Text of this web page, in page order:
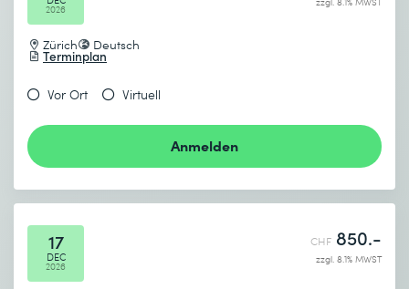
2026
Zürich Deutsch
Terminplan
Vor Ort Virtuell
Anmelden
17
DEC
2026
CHF 850.-
zzgl. 8.1% MWST